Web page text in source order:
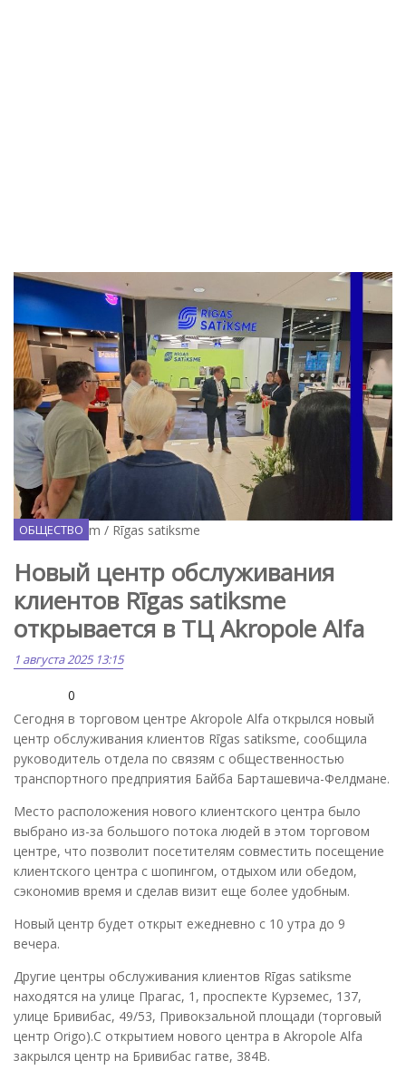
Facebook.com / Rīgas satiksme
ОБЩЕСТВО
Новый центр обслуживания
клиентов Rīgas satiksme
открывается в ТЦ Akropole Alfa
1 августа 2025 13:15
0
Сегодня в торговом центре Akropole Alfa открылся новый
центр обслуживания клиентов Rīgas satiksme, сообщила
руководитель отдела по связям с общественностью
транспортного предприятия Байба Барташевича-Фелдмане.
Место расположения нового клиентского центра было
выбрано из-за большого потока людей в этом торговом
центре, что позволит посетителям совместить посещение
клиентского центра с шопингом, отдыхом или обедом,
сэкономив время и сделав визит еще более удобным.
Новый центр будет открыт ежедневно с 10 утра до 9
вечера.
Другие центры обслуживания клиентов Rīgas satiksme
находятся на улице Прагас, 1, проспекте Курземес, 137,
улице Бривибас, 49/53, Привокзальной площади (торговый
центр Origo).С открытием нового центра в Akropole Alfa
закрылся центр на Бривибас гатве, 384B.